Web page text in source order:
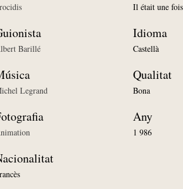
Barillé
Legrand
Il était une
Idioma
Castellà
Qualitat
Bona
Any
1 986